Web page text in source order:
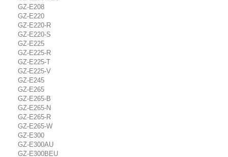
GZ-E208
GZ-E220
GZ-E220-R
GZ-E220-S
GZ-E225
GZ-E225-R
GZ-E225-T
GZ-E225-V
GZ-E245
GZ-E265
GZ-E265-B
GZ-E265-N
GZ-E265-R
GZ-E265-W
GZ-E300
GZ-E300AU
GZ-E300BEU